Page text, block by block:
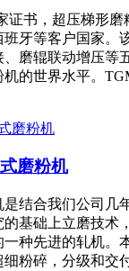
证书，超压梯形磨
班牙等客户国家。
磨辊联动增压等
机的世界水平。
磨粉机
结合我们公司几
基础上立磨技术
一种先进的轧机。
细粉碎，分级和交